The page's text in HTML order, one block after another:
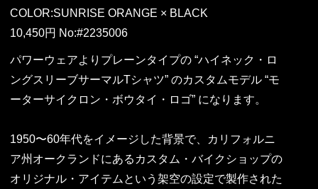
COLOR:SUNRISE ORANGE × BLACK
10,450円 No:#2235006
パワーウェアよりプレーンタイプの “ハイネック・ロ
ングスリーブサーマルTシャツ” のカスタムモデル “モ
ーターサイクロン・ボウタイ・ロゴ” になります。
1950〜60年代をイメージした背景で、カリフォルニ
ア州オークランドにあるカスタム・バイクショップの
オリジナル・アイテムという架空の設定で製作された